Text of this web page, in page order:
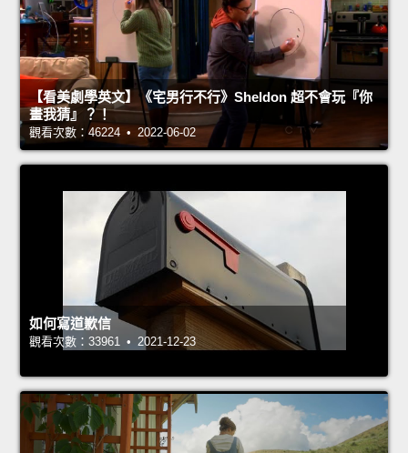
【看美劇學英文】《宅男行不行》Sheldon 超不會玩『你
畫我猜』？！
觀看次數：46224 • 2022-06-02
如何寫道歉信
觀看次數：33961 • 2021-12-23